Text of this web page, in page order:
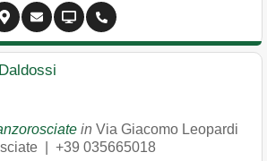
in Via Giacomo Leopardi
+39 035665018